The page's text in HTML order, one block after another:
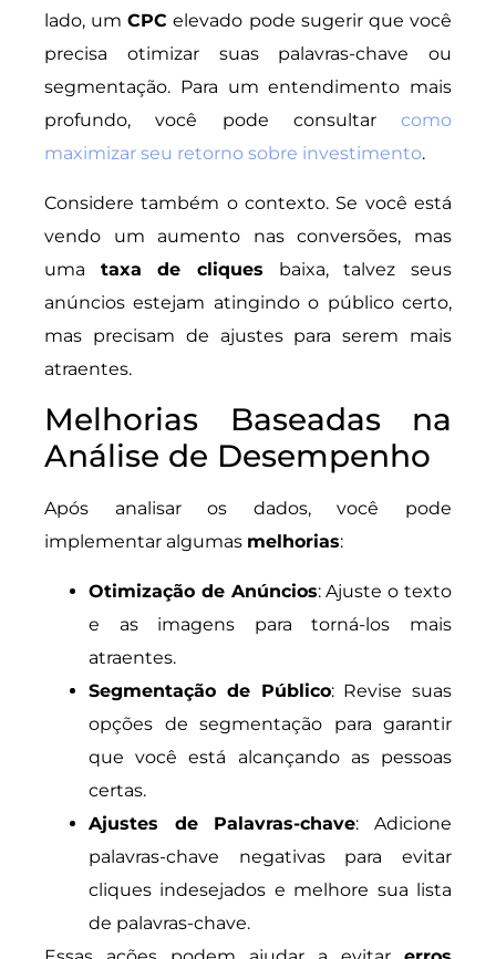
lado, umCPC elevado pode sugerir que você
precisa otimizar suas palavras-chave ou
segmentação. Para um entendimento mais
profundo, você pode consultar como
maximizar seu retorno sobre investimento.
Considere também o contexto. Se você está
vendo um aumento nas conversões, mas
uma taxa de cliques baixa, talvez seus
anúncios estejam atingindo o público certo,
mas precisam de ajustes para serem mais
atraentes.
Melhorias Baseadas na
Análise de Desempenho
Após analisar os dados, você pode
implementar algumas melhorias:
Otimização de Anúncios: Ajuste o texto
e as imagens para torná-los mais
atraentes.
Segmentação de Público: Revise suas
opções de segmentação para garantir
que você está alcançando as pessoas
certas.
Ajustes de Palavras-chave: Adicione
palavras-chave negativas para evitar
cliques indesejados e melhore sua lista
de palavras-chave.